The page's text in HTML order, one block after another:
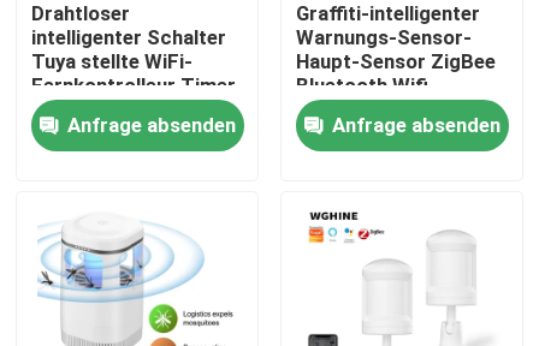
Treten Sie mit uns in Verbindung
Fordern Sie ein Zitat
WLAN-Smart-Switches
Zigbee Smart Switch
Drahtloser
intelligenter Schalter
Tuya stellte WiFi-
Fernkontrolleur Timer
ein
Anfrage absenden
Graffiti-intelligenter
Warnungs-Sensor-
Haupt-Sensor ZigBee
Bluetooth Wifi
Anfrage absenden